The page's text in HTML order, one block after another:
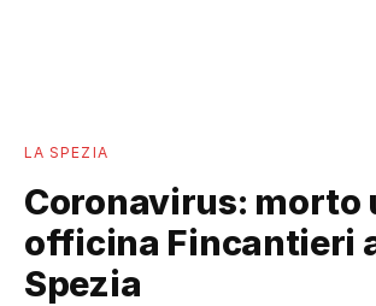
LA SPEZIA
Coronavirus: morto
officina Fincantieri
Spezia